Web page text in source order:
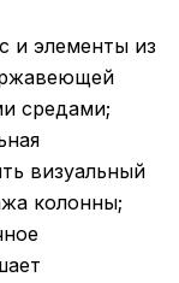
и элементы из
средами;
визуальный
колонны;